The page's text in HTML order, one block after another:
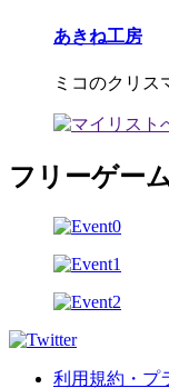
あきね工房
ミコのクリス
フリーゲー
利用規約・プ